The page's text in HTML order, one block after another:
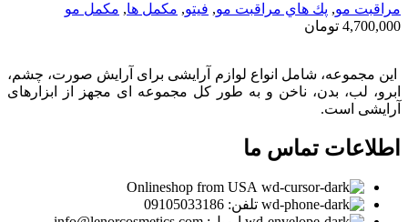
مراقبت مو, پك هاي مراقبت مو, فيتو, مكمل ها, مکمل مو
4,700,000 تومان
این مجموعه، شامل انواع لوازم آرایشی برای آرایش صورت، چشم،
ابرو، لب، بدن، ناخن و به طور کل مجموعه ای مجهز از ابزارهای
آرایشی است.
اطلاعات تماس ما
Onlineshop from USA
تلفن: 09105033186